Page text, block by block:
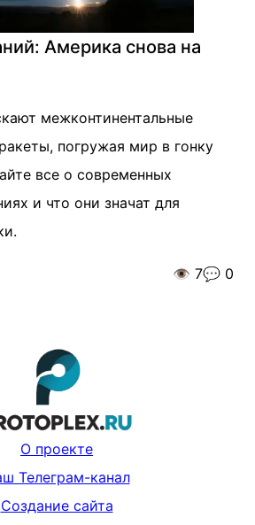
Америка снова на
межконтинентальные
погружая мир в гонку
все о современных
и что они значат для
👁️ 7💬 0
О проекте
Телеграм-канал
Создание сайта